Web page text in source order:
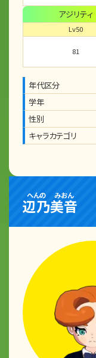
アジリティ
Lv50
81
年代区分
学年
性別
キャラカテゴリ
辺乃
へんの
美音
みおん